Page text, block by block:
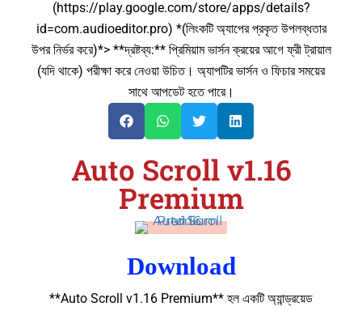
(https://play.google.com/store/apps/details?
id=com.audioeditor.pro) *(লিংকটি অ্যাপের প্রকৃত উপলব্ধতার
উপর নির্ভর করে)*> **দ্রষ্টব্য:** প্রিমিয়াম ভার্সন ক্রয়ের আগে ফ্রী ট্রায়াল
(যদি থাকে) পরীক্ষা করে নেওয়া উচিত। অ্যাপটির ভার্সন ও ফিচার সময়ের
সাথে আপডেট হতে পারে।
Auto Scroll v1.16
Premium
Download
**Auto Scroll v1.16 Premium** হল একটি অ্যান্ড্রয়েড